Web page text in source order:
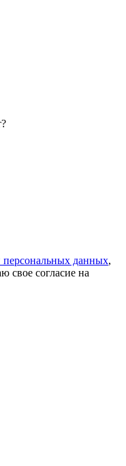
персональных данных,
свое согласие на